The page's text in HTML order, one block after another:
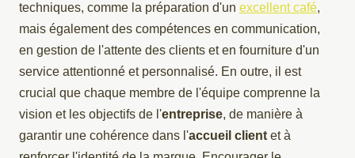
techniques, comme la préparation d'un excellent café,
mais également des compétences en communication,
en gestion de l'attente des clients et en fourniture d'un
service attentionné et personnalisé. En outre, il est
crucial que chaque membre de l'équipe comprenne la
vision et les objectifs de l'entreprise, de manière à
garantir une cohérence dans l'accueil client et à